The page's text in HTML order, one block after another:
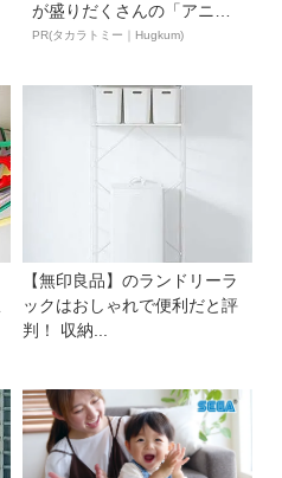
が盛りだくさんの「アニ
ア ...
PR(タカラトミー｜Hugkum)
【無印良品】のランドリーラ
ックはおしゃれで便利だと評
判！ 収納...